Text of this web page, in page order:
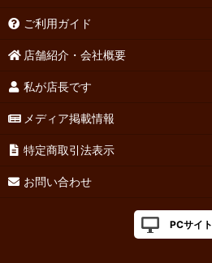
ご利用ガイド
店舗紹介・会社概要
私が店長です
メディア掲載情報
特定商取引法表示
お問い合わせ
PCサイト